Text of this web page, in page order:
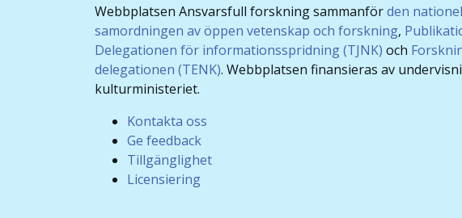
Webbplatsen Ansvarsfull forskning sammanförden
samordningen av öppen vetenskap och forskning,
Delegationen för informationsspridning (TJNK) och
delegationen (TENK). Webbplatsen finansieras av
kulturministeriet.
Kontakta oss
Ge feedback
Tillgänglighet
Licensiering